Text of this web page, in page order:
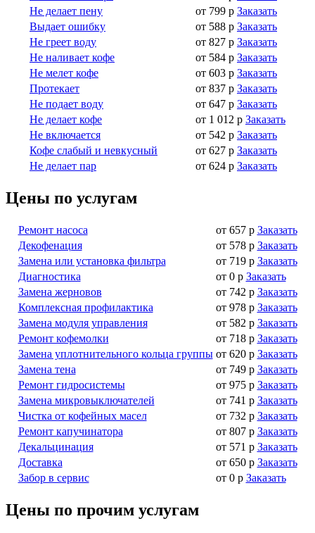
Не делает пену
от 799 р Заказать
Выдает ошибку
от 588 р Заказать
Не греет воду
от 827 р Заказать
Не наливает кофе
от 584 р Заказать
Не мелет кофе
от 603 р Заказать
Протекает
от 837 р Заказать
Не подает воду
от 647 р Заказать
Не делает кофе
от 1 012 р Заказать
Не включается
от 542 р Заказать
Кофе слабый и невкусный
от 627 р Заказать
Не делает пар
от 624 р Заказать
Цены по услугам
Ремонт насоса от 657 р Заказать
Декофенация
от 578 р Заказать
Замена или установка фильтра
от 719 р Заказать
Диагностика
от 0 р Заказать
Замена жерновов
от 742 р Заказать
Комплексная профилактика
от 978 р Заказать
Замена модуля управления
от 582 р Заказать
Ремонт кофемолки
от 718 р Заказать
Замена уплотнительного кольца группы от 620 р Заказать
Замена тена
от 749 р Заказать
Ремонт гидросистемы
от 975 р Заказать
Замена микровыключателей
от 741 р Заказать
Чистка от кофейных масел
от 732 р Заказать
Ремонт капучинатора
от 807 р Заказать
Декальцинация
от 571 р Заказать
Доставка
от 650 р Заказать
Забор в сервис
от 0 р Заказать
Цены по прочим услугам